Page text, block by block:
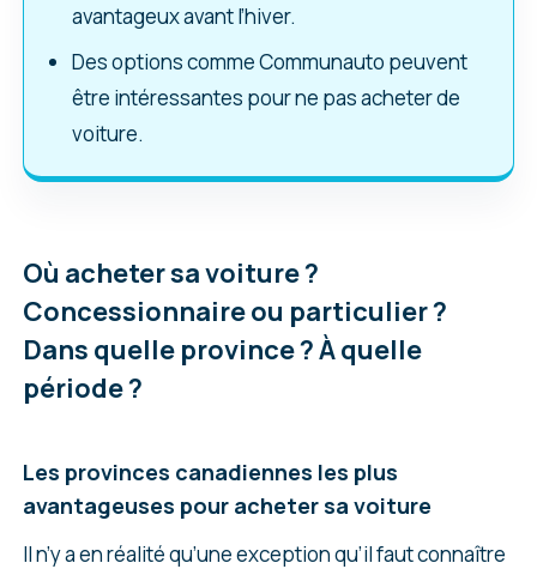
avantageux avant l’hiver.
Des options comme Communauto peuvent
être intéressantes pour ne pas acheter de
voiture.
Où acheter sa voiture ?
Concessionnaire ou particulier ?
Dans quelle province ? À quelle
période ?
Les provinces canadiennes les plus
avantageuses pour acheter sa voiture
Il n’y a en réalité qu’une exception qu’il faut connaître